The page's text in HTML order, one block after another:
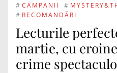
# CAMPANII #
# RECOMANDĂRI
Lecturile
martie, cu
crime